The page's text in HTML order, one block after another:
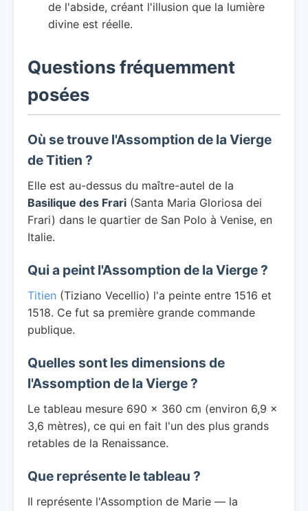
de l'abside, créant l'illusion que la lumière
divine est réelle.
Questions fréquemment
posées
Où se trouve l'Assomption de la Vierge
de Titien ?
Elle est au-dessus du maître-autel de la
Basilique des Frari (Santa Maria Gloriosa dei
Frari) dans le quartier de San Polo à Venise, en
Italie.
Qui a peint l'Assomption de la Vierge ?
Titien (Tiziano Vecellio) l'a peinte entre 1516 et
1518. Ce fut sa première grande commande
publique.
Quelles sont les dimensions de
l'Assomption de la Vierge ?
Le tableau mesure 690 × 360 cm (environ 6,9 ×
3,6 mètres), ce qui en fait l'un des plus grands
retables de la Renaissance.
Que représente le tableau ?
Il représente l'Assomption de Marie — la